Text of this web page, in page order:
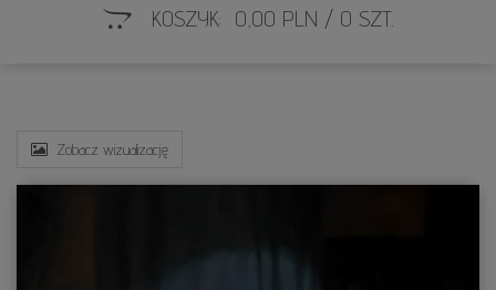
KOSZYK: 0,00 PLN / 0 SZT.
Zobacz wizualizację